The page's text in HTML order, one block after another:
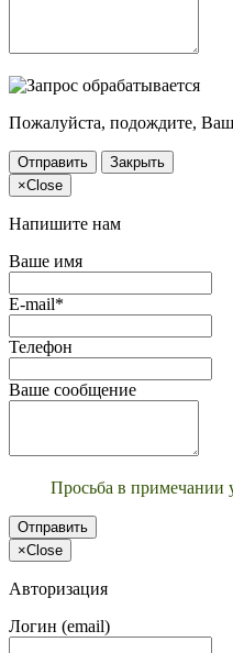
Пожалуйста, подождите, Ваш
Отправить
Закрыть
×Close
Напишите нам
Ваше имя
E-mail*
Телефон
Ваше сообщение
Просьба в примечании
Отправить
×Close
Авторизация
Логин (email)